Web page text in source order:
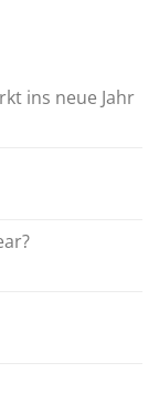
ins neue Jahr